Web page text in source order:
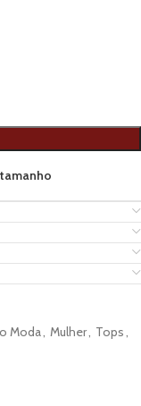
Moda, Mulher, Tops,